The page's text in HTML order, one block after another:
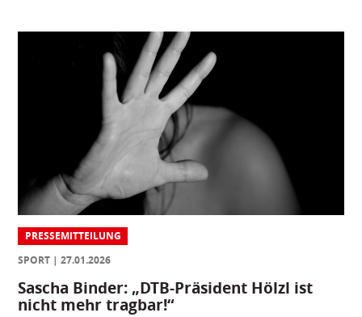
PRESSEMITTEILUNG
SPORT
27.01.2026
Sascha Binder: „DTB-Präsident Hölzl ist
nicht mehr tragbar!“